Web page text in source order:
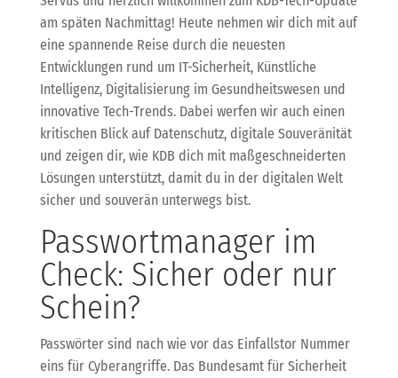
am späten Nachmittag! Heute nehmen wir dich mit auf
eine spannende Reise durch die neuesten
Entwicklungen rund um IT-Sicherheit, Künstliche
Intelligenz, Digitalisierung im Gesundheitswesen und
innovative Tech-Trends. Dabei werfen wir auch einen
kritischen Blick auf Datenschutz, digitale Souveränität
und zeigen dir, wie KDB dich mit maßgeschneiderten
Lösungen unterstützt, damit du in der digitalen Welt
sicher und souverän unterwegs bist.
Passwortmanager im
Check: Sicher oder nur
Schein?
Passwörter sind nach wie vor das Einfallstor Nummer
eins für Cyberangriffe. Das Bundesamt für Sicherheit